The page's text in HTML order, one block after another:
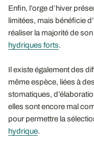
Enfin, l’orge d’hiver
limitées, mais bénéficie
réaliser la majorité de
hydriques forts.
Il existe également des
même espèce, liées à
stomatiques,
elles sont encore mal
pour permettre la
hydrique.